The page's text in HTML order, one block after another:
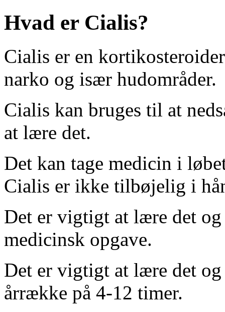
Hvad er Cialis?
Cialis er en
narko og især hudområder.
Cialis kan bruges til at
at lære det.
Det kan tage medicin i
Cialis er ikke tilbøjelig i
Det er vigtigt at lære det
medicinsk opgave.
Det er vigtigt at lære det
årrække på 4-12 timer.